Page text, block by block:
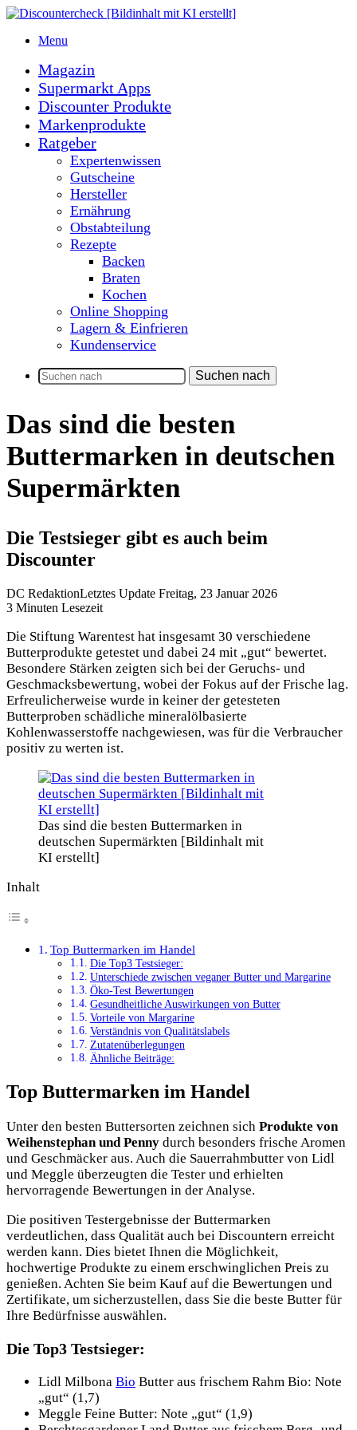
Menu
Magazin
Supermarkt Apps
Discounter Produkte
Markenprodukte
Ratgeber
Expertenwissen
Gutscheine
Hersteller
Ernährung
Obstabteilung
Rezepte
Backen
Braten
Kochen
Online Shopping
Lagern & Einfrieren
Kundenservice
Suchen nach
Das sind die besten
Buttermarken in deutschen
Supermärkten
Die Testsieger gibt es auch beim
Discounter
DC RedaktionLetztes Update Freitag, 23 Januar 2026
3 Minuten Lesezeit
Die Stiftung Warentest hat insgesamt 30 verschiedene
Butterprodukte getestet und dabei 24 mit „gut“ bewertet.
Besondere Stärken zeigten sich bei der Geruchs- und
Geschmacksbewertung, wobei der Fokus auf der Frische lag.
Erfreulicherweise wurde in keiner der getesteten
Butterproben schädliche mineralölbasierte
Kohlenwasserstoffe nachgewiesen, was für die Verbraucher
positiv zu werten ist.
Das sind die besten Buttermarken in
deutschen Supermärkten [Bildinhalt mit
KI erstellt]
Inhalt
Top Buttermarken im Handel
Die Top3 Testsieger:
Unterschiede zwischen veganer Butter und Margarine
Öko-Test Bewertungen
Gesundheitliche Auswirkungen von Butter
Vorteile von Margarine
Verständnis von Qualitätslabels
Zutatenüberlegungen
Ähnliche Beiträge:
Top Buttermarken im Handel
Unter den besten Buttersorten zeichnen sich Produkte von
Weihenstephan und Penny durch besonders frische Aromen
und Geschmäcker aus. Auch die Sauerrahmbutter von Lidl
und Meggle überzeugten die Tester und erhielten
hervorragende Bewertungen in der Analyse.
Die positiven Testergebnisse der Buttermarken
verdeutlichen, dass Qualität auch bei Discountern erreicht
werden kann. Dies bietet Ihnen die Möglichkeit,
hochwertige Produkte zu einem erschwinglichen Preis zu
genießen. Achten Sie beim Kauf auf die Bewertungen und
Zertifikate, um sicherzustellen, dass Sie die beste Butter für
Ihre Bedürfnisse auswählen.
Die Top3 Testsieger:
Lidl Milbona Bio Butter aus frischem Rahm Bio: Note
„gut“ (1,7)
Meggle Feine Butter: Note „gut“ (1,9)